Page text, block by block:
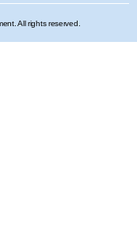
All rights reserved.